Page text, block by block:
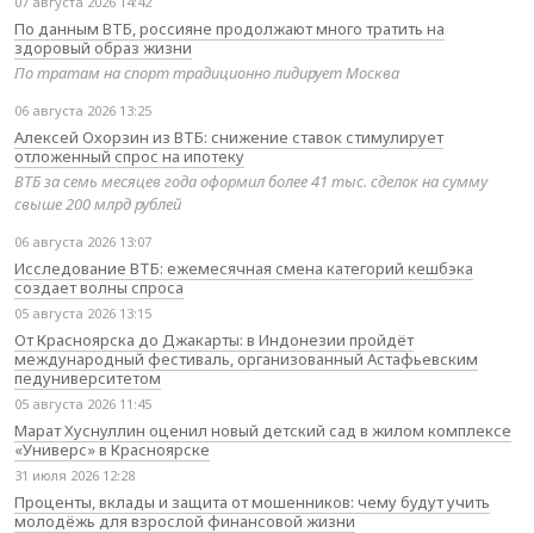
По данным ВТБ, россияне продолжают много тратить на
здоровый образ жизни
По тратам на спорт традиционно лидирует Москва
06 августа 2026 13:25
Алексей Охорзин из ВТБ: снижение ставок стимулирует
отложенный спрос на ипотеку
ВТБ за семь месяцев года оформил более 41 тыс. сделок на сумму
свыше 200 млрд рублей
06 августа 2026 13:07
Исследование ВТБ: ежемесячная смена категорий кешбэка
создает волны спроса
05 августа 2026 13:15
От Красноярска до Джакарты: в Индонезии пройдёт
международный фестиваль, организованный Астафьевским
педуниверситетом
05 августа 2026 11:45
Марат Хуснуллин оценил новый детский сад в жилом комплексе
«Универс» в Красноярске
31 июля 2026 12:28
Проценты, вклады и защита от мошенников: чему будут учить
молодёжь для взрослой финансовой жизни